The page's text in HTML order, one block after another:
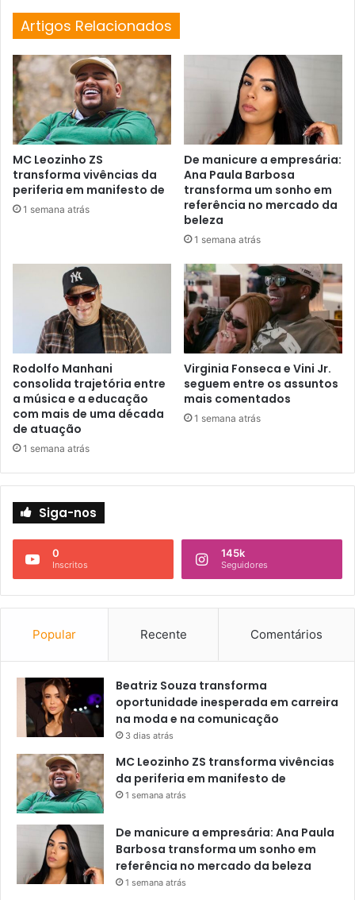
Artigos Relacionados
MC Leozinho ZS
transforma vivências da
periferia em manifesto de
1 semana atrás
De manicure a empresária:
Ana Paula Barbosa
transforma um sonho em
referência no mercado da
beleza
1 semana atrás
Rodolfo Manhani
consolida trajetória entre
a música e a educação
com mais de uma década
de atuação
1 semana atrás
Virginia Fonseca e Vini Jr.
seguem entre os assuntos
mais comentados
1 semana atrás
Siga-nos
0
Inscritos
145k
Seguidores
Popular Recente Comentários
Beatriz Souza transforma
oportunidade inesperada em carreira
na moda e na comunicação
3 dias atrás
MC Leozinho ZS transforma vivências
da periferia em manifesto de
1 semana atrás
De manicure a empresária: Ana Paula
Barbosa transforma um sonho em
referência no mercado da beleza
1 semana atrás